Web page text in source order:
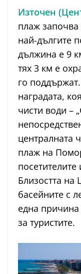
Източен
плаж започва
най-дългите
дължина е 9
тях 3 км е
го
наградата,
чисти води –
централната
плаж на
Близостта на
басейните с
една причина
за туристите.